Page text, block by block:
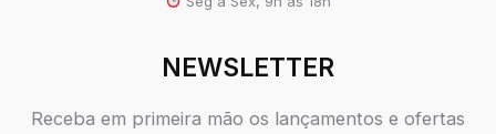
NEWSLETTER
Receba em primeira mão os lançamentos e ofertas